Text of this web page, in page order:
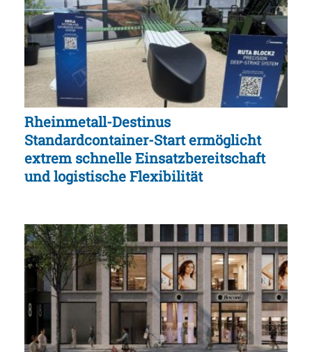
Rheinmetall-Destinus
Standardcontainer-Start ermöglicht
extrem schnelle Einsatzbereitschaft
und logistische Flexibilität